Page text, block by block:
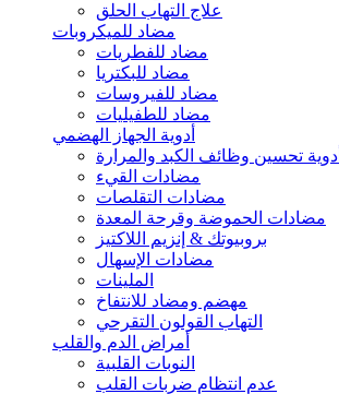
علاج التهاب الحلق
مضاد للميكروبات
مضاد للفطريات
مضاد للبكتريا
مضاد للفيروسات
مضاد للطفيليات
أدوية الجهاز الهضمي
أدوية تحسين وظائف الكبد والمرارة
مضادات القيء
مضادات التقلصات
مضادات الحموضة وقرحة المعدة
بروبيوتك & إنزيم اللاكتيز
مضادات الإسهال
الملينات
مهضم ومضاد للانتفاخ
التهاب القولون التقرحي
أمراض الدم والقلب
النوبات القلبية
عدم انتظام ضربات القلب